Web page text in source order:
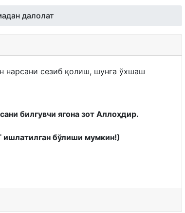
далолат
нарсани сезиб қолиш, шунга ўхшаш
билгувчи ягона зот Аллоҳдир.
ишлатилган бўлиши мумкин!)